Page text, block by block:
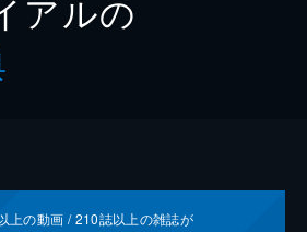
アルの
上の動画 /210誌以上の雑誌が